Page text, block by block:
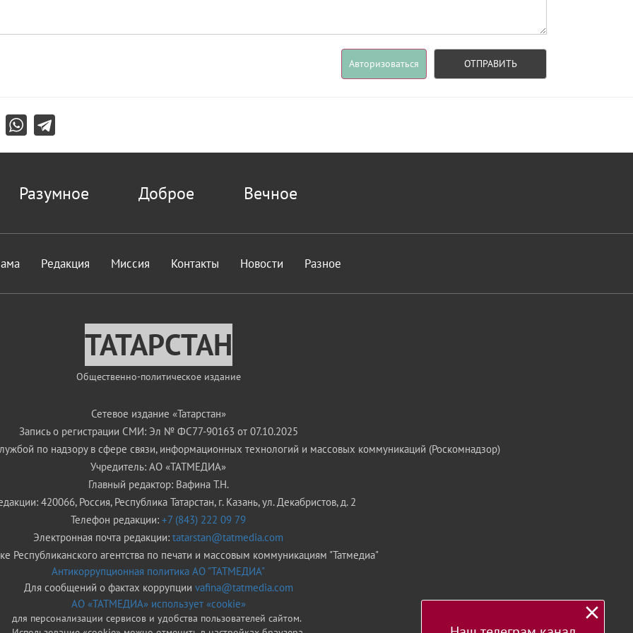
Авторизоваться ОТПРАВИТЬ
Разумное Доброе Вечное
Редакция Миссия Контакты Новости Разное
ТАТАРСТАН
Общественно-политическое издание
Сетевое издание «Татарстан»
Запись о регистрации СМИ: Эл № ФС77-90163 от 07.10.2025
по надзору в сфере связи, информационных технологий и массовых коммуникаций (Роскомнадзор)
Учредитель: АО «ТАТМЕДИА»
Главный редактор: Вафина Т.Н.
420066, Россия, Республика Татарстан, г. Казань, ул. Декабристов, д. 2
Телефон редакции: +7 (843) 222 09 79
Электронная почта редакции: tatarstan@tatmedia.com
Республиканского агентства по печати и массовым коммуникациям "Татмедиа"
Антикоррупционная политика АО "ТАТМЕДИА"
Для сообщений о фактах коррупции vafina@tatmedia.com
АО «ТАТМЕДИА» использует «cookie»
для персонализации сервисов и удобства пользователей сайтом.